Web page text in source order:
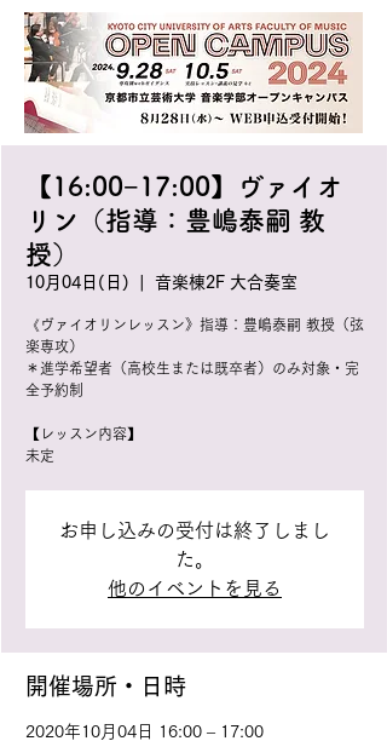
【16:00−17:00】ヴァイオ
リン（指導：豊嶋泰嗣 教
授）
10月04日(日) 音楽棟2F 大合奏室
《ヴァイオリンレッスン》指導：豊嶋泰嗣 教授（弦
楽専攻）
＊進学希望者（高校生または既卒者）のみ対象・完
全予約制
【レッスン内容】
未定
お申し込みの受付は終了しまし
た。
他のイベントを見る
開催場所・日時
2020年10月04日 16:00 – 17:00